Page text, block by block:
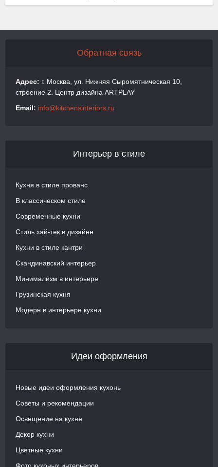
Обратная связь
Адрес: г. Москва, ул. Нижняя Сыромятническая 10,
строение 2. Центр дизайна ARTPLAY
Email: info@kitchensinteriors.ru
Интерьер в стиле
Кухня в стиле прованс
В классическом стиле
Современные кухни
Стиль хай-тек в дизайне
Кухни в стиле кантри
Скандинавский интерьер
Минимализм в интерьере
Грузинская кухня
Модерн в интерьере кухни
Идеи оформления
Новые идеи оформления кухонь
Советы и рекомендации
Освещение на кухне
Декор кухни
Цветные кухни